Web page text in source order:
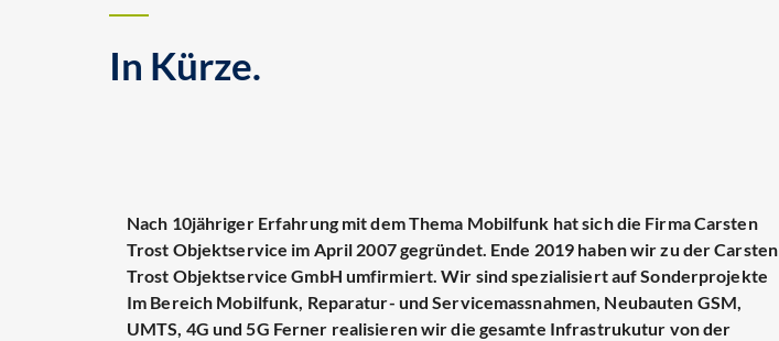
In Kürze.
Nach 10jähriger Erfahrung mit dem Thema Mobilfunk hat sich die Firma Carsten
Trost Objektservice im April 2007 gegründet. Ende 2019 haben wir zu der Carsten
Trost Objektservice GmbH umfirmiert. Wir sind spezialisiert auf Sonderprojekte
Im Bereich Mobilfunk, Reparatur- und Servicemassnahmen, Neubauten GSM,
UMTS, 4G und 5G Ferner realisieren wir die gesamte Infrastrukutur von der